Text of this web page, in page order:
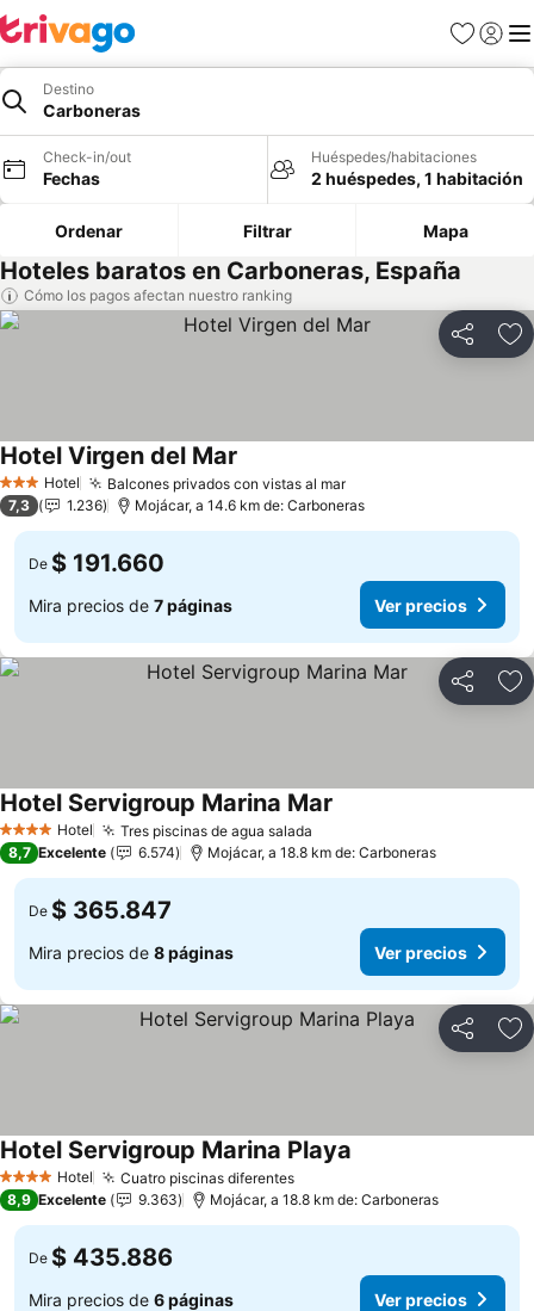
Favoritos
Iniciar
Destino
Carboneras
Check-in/out
Fechas
Huéspedes/habitaciones
2 huéspedes, 1 habitación
Ordenar Filtrar Mapa
Hoteles baratos en Carboneras, España
Cómo los pagos afectan nuestro ranking
Compartir
3 Estrellas
Hotel Balcones privados con vistas al mar
Hotel Virgen del Mar
7,3 1.236 Mojácar, a 14.6 km de: Carboneras
De $ 191.660
Mira precios de 7 páginas Ver precios
Compartir
4 EstrellasHotel Tres piscinas de agua salada
Hotel Servigroup Marina Mar
8,7 Excelente 6.574 Mojácar, a 18.8 km de: Carboneras
De $ 365.847
Mira precios de 8 páginas Ver precios
Compartir
4 EstrellasHotel Cuatro piscinas diferentes
Hotel Servigroup Marina Playa
8,9 Excelente 9.363 Mojácar, a 18.8 km de: Carboneras
De $ 435.886
Mira precios de 6 páginas Ver precios